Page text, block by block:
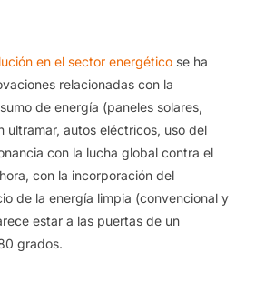
en el sector energéticose ha
relacionadas con la
de energía (paneles solares,
ultramar, autos eléctricos, uso del
con la lucha global contra el
con la incorporación del
de la energía limpia (convencional y
estar a las puertas de un
grados.